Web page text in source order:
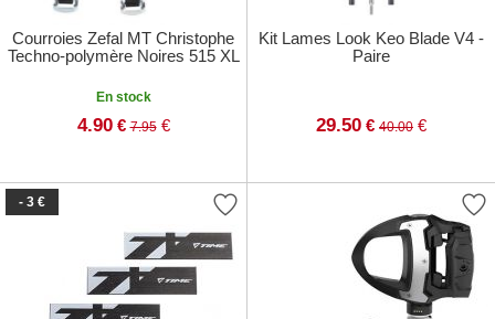
Courroies Zefal MT Christophe
Techno-polymère Noires 515 XL
En stock
4.90 € 7.95€
Kit Lames Look Keo Blade V4 -
Paire
29.50 € 40.00 €
- 3 €